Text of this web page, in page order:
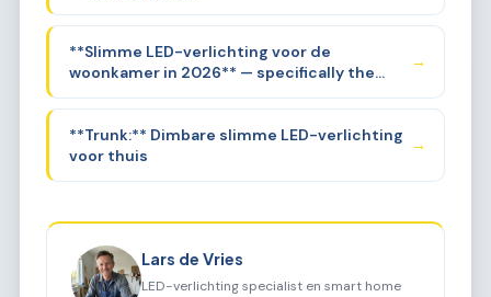
**Slimme LED-verlichting voor de
woonkamer in 2026** — specifically the
intersection of smart home lighting
control, sfeerverlichting, and energy
efficiency for the Dutch consumer. But
that's still broad.
→
**Trunk:** Dimbare slimme LED-verlichting
voor thuis
→
Lars de Vries
LED-verlichting specialist en smart home